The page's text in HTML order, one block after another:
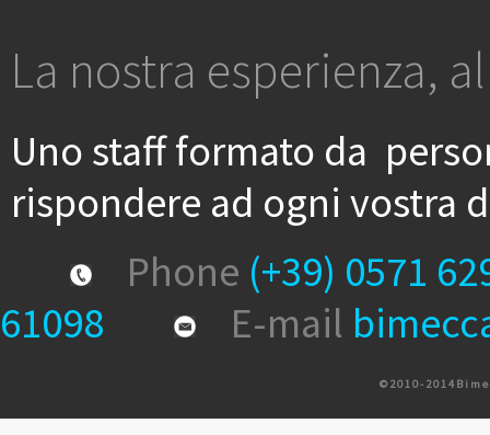
La nostra esperienza,
Uno staff formato da
rispondere ad ogni vostra
Phone (+39) 0571
61098
E-mail
© 2 0 1 0 - 2 0 1 4 B i m